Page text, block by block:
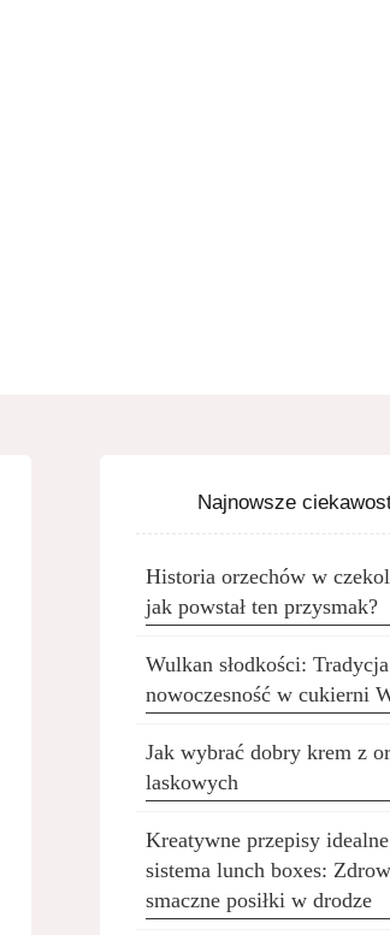
Najnowsze
Historia orzechów w
jak powstał ten przysmak?
Wulkan słodkości:
nowoczesność w cukierni
Jak wybrać dobry krem z
laskowych
Kreatywne przepisy
sistema lunch boxes:
smaczne posiłki w drodze